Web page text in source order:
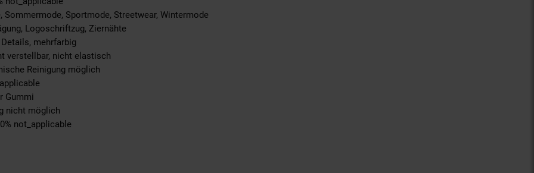
Sportmode, Streetwear, Wintermode
Logoschriftzug, Ziernähte
mehrfarbig
verstellbar, nicht elastisch
Reinigung möglich
Gummi
nicht möglich
not_applicable